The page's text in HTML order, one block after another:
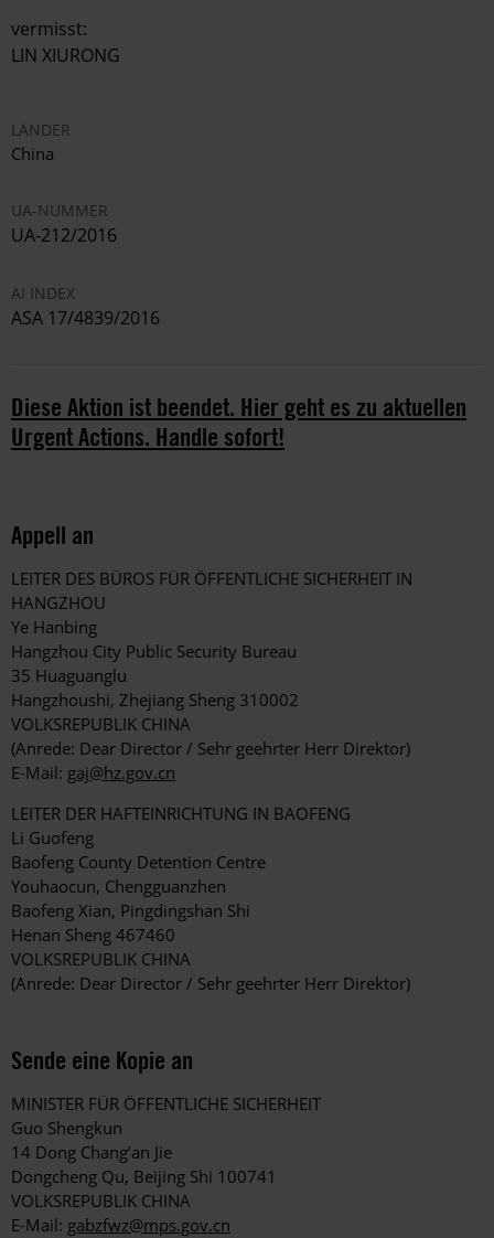
vermisst:
LIN XIURONG
LÄNDER
China
UA-NUMMER
UA-212/2016
AI INDEX
ASA 17/4839/2016
Diese Aktion ist beendet. Hier geht es zu aktuellen
Urgent Actions. Handle sofort!
Appell an
LEITER DES BÜROS FÜR ÖFFENTLICHE SICHERHEIT IN
HANGZHOU
Ye Hanbing
Hangzhou City Public Security Bureau
35 Huaguanglu
Hangzhoushi, Zhejiang Sheng 310002
VOLKSREPUBLIK CHINA
(Anrede: Dear Director / Sehr geehrter Herr Direktor)
E-Mail: gaj@hz.gov.cn
LEITER DER HAFTEINRICHTUNG IN BAOFENG
Li Guofeng
Baofeng County Detention Centre
Youhaocun, Chengguanzhen
Baofeng Xian, Pingdingshan Shi
Henan Sheng 467460
VOLKSREPUBLIK CHINA
(Anrede: Dear Director / Sehr geehrter Herr Direktor)
Sende eine Kopie an
MINISTER FÜR ÖFFENTLICHE SICHERHEIT
Guo Shengkun
14 Dong Chang’an Jie
Dongcheng Qu, Beijing Shi 100741
VOLKSREPUBLIK CHINA
E-Mail: gabzfwz@mps.gov.cn